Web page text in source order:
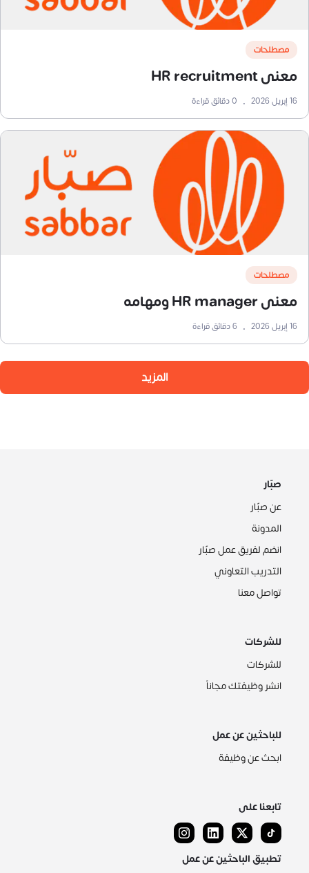
مصطلحات
معنى HR recruitment
16 إبريل 2026 •
0دقائق قراءة
مصطلحات
معنى HR manager ومهامه
16 إبريل 2026 •
6دقائق قراءة
المزيد
صبّار
عن صبّار
المدونة
انضم لفريق عمل صبّار
التدريب التعاوني
تواصل معنا
للشركات
للشركات
انشر وظيفتك مجاناً
للباحثين عن عمل
ابحث عن وظيفة
تابعنا على
تطبيق الباحثين عن عمل